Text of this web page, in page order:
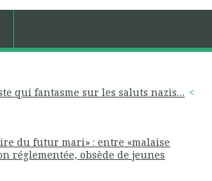
qui fantasme sur les saluts nazis…
du futur mari» : entre «malaise
réglementée, obsède de jeunes